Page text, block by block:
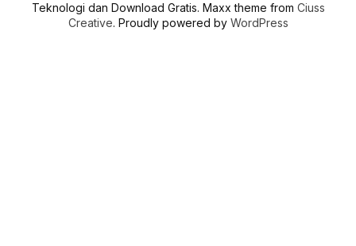
Teknologi dan Download Gratis. Maxx theme from Ciuss
Creative. Proudly powered by WordPress